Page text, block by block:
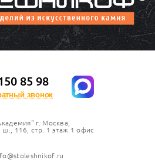
85 98
звонок
г. Москва,
116, стр. 1 этаж 1 офис